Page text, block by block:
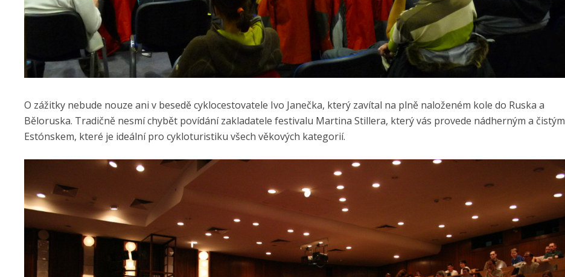
O zážitky nebude nouze ani v besedě cyklocestovatele Ivo Janečka, který zavítal na plně naloženém kole do Ruska a
Běloruska. Tradičně nesmí chybět povídání zakladatele festivalu Martina Stillera, který vás provede nádherným a čistým
Estónskem, které je ideální pro cykloturistiku všech věkových kategorií.